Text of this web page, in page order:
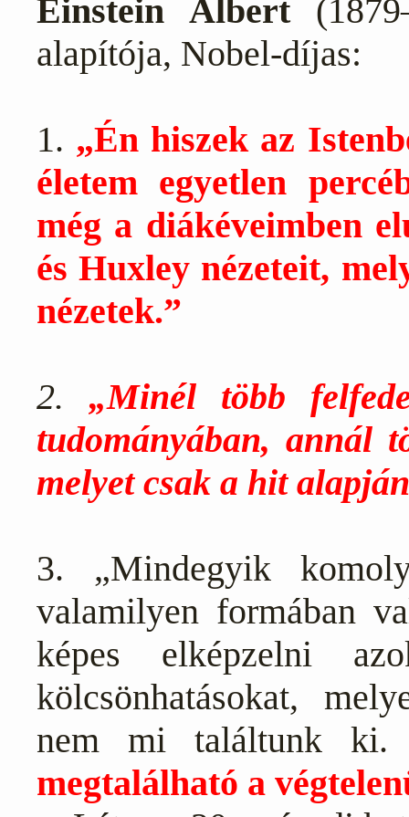
Einstein Albert
alapítója, Nobel-díjas:
1. „Én hiszek az
életem egyetlen
még a diákéveimben
ésHuxley nézeteit,
nézetek.”
2. „Minél több
tudományában, annál
melyet csak a hit
3. „Mindegyik
valamilyen formában
képes elképzelni
kölcsönhatásokat,
nem mi találtunk
megtalálható a